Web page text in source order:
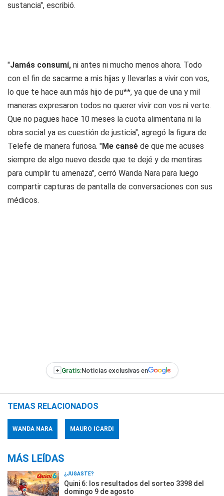
sustancia", escribió.
"Jamás consumí, ni antes ni mucho menos ahora. Todo
con el fin de sacarme a mis hijas y llevarlas a vivir con vos,
lo que te hace aun más hijo de pu**, ya que de una y mil
maneras expresaron todos no querer vivir con vos ni verte.
Que no pagues hace 10 meses la cuota alimentaria ni la
obra social ya es cuestión de justicia", agregó la figura de
Telefe de manera furiosa. "Me cansé de que me acuses
siempre de algo nuevo desde que te dejé y de mentiras
para cumplir tu amenaza", cerró Wanda Nara para luego
compartir capturas de pantalla de conversaciones con sus
médicos.
+ Gratis:Noticias exclusivas en
TEMAS RELACIONADOS
WANDA NARA MAURO ICARDI
MÁS LEÍDAS
¿JUGASTE?
Quini 6: los resultados del sorteo 3398 del
domingo 9 de agosto